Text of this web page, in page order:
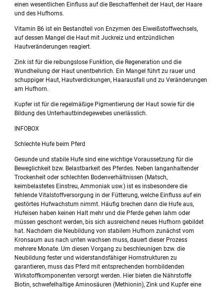
einen wesentlichen Einfluss auf die Beschaffenheit der Haut, der Haare
und des Hufhorns.
Vitamin B6 ist ein Bestandteil von Enzymen des Eiweißstoffwechsels,
auf dessen Mangel die Haut mit Juckreiz und entzündlichen
Hautveränderungen reagiert.
Zink ist für die reibungslose Funktion, die Regeneration und die
Wundheilung der Haut unentbehrlich. Ein Mangel führt zu rauer und
schuppiger Haut, Hautverdickungen, Haarausfall und zu Veränderungen
am Hufhorn.
Kupfer ist für die regelmäßige Pigmentierung der Haut sowie für die
Bildung des Unterhautbindegewebes unerlässlich.
INFOBOX
Schlechte Hufe beim Pferd
Gesunde und stabile Hufe sind eine wichtige Voraussetzung für die
Beweglichkeit bzw. Belastbarkeit des Pferdes. Neben langanhaltender
Trockenheit oder schlechten Bodenverhältnissen (Matsch,
keimbelastetes Einstreu, Ammoniak usw.) ist es insbesondere die
fehlende Vitalstoffversorgung in der Fütterung, welche Einfluss auf ein
gestörtes Hufwachstum nimmt. Häufig brechen dann die Hufe aus,
Hufeisen haben keinen Halt mehr und die Pferde gehen lahm oder
müssen geschont werden, bis sich ausreichend neues Hufhorn gebildet
hat. Nachdem die Neubildung von stabilem Hufhorn zunächst vom
Kronsaum aus nach unten wachsen muss, dauert dieser Prozess
mehrere Monate. Um diesen Vorgang zu beschleunigen bzw. die
Neubildung fester und widerstandsfähiger Hornstrukturen zu
garantieren, muss das Pferd mit entsprechenden hornbildenden
Wirkstoffkomponenten versorgt werden. Hier bieten die Nährstoffe
Biotin, schwefelhaltige Aminosäuren (Methionin), Zink und Kupfer eine